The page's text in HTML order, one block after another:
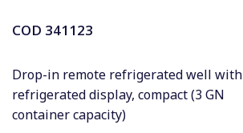
COD 341123
Drop-in remote refrigerated well with
refrigerated display, compact (3 GN
container capacity)